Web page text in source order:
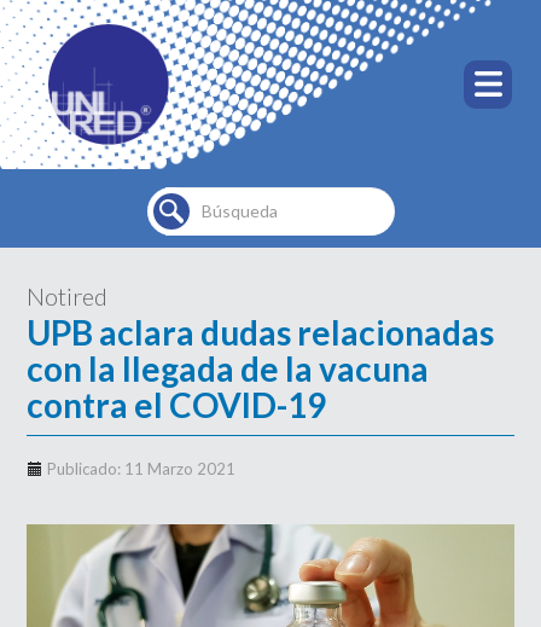
Buscar...
Notired
UPB aclara dudas relacionadas
con la llegada de la vacuna
contra el COVID-19
Publicado: 11 Marzo 2021